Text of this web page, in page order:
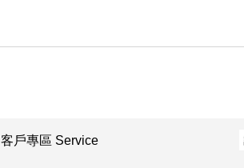
客戶專區 Service